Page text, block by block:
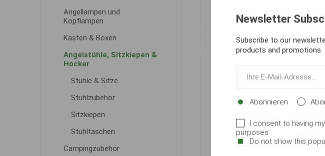
WARENKORB
Angellampen und
Kopflampen
Kästen & Boxen
Angelstühle, Sitzkiepen &
Hocker
Stühle & Sitze
Stuhlzubehör
Sitzkiepen
Stuhltaschen
Campingzubehör
Newsletter
Subscribe to our
products and promotions
Abonnieren
I consent to having
purposes
Do not show this